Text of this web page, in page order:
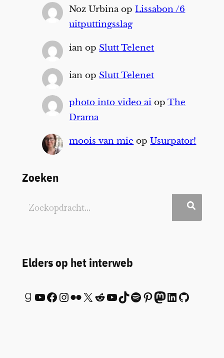
Noz UrbinaopLissabon /6
uitputtingsslag
ian op Slutt Telenet
ian op Slutt Telenet
photo into video ai opThe
Drama
moois van mie opUsurpator!
Zoeken
Elders op het interweb
Goodreads YouTube Facebook InstagramFlickr X Reddit YouTube TikTok Spotify Pinterest Mastodon LinkedIn GitHub